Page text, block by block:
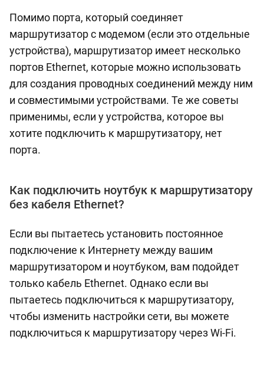
Помимо порта, который соединяет
маршрутизатор с модемом (если это отдельные
устройства), маршрутизатор имеет несколько
портов Ethernet, которые можно использовать
для создания проводных соединений между ним
и совместимыми устройствами. Те же советы
применимы, если у устройства, которое вы
хотите подключить к маршрутизатору, нет
порта.
Как подключить ноутбук к маршрутизатору
без кабеля Ethernet?
Если вы пытаетесь установить постоянное
подключение к Интернету между вашим
маршрутизатором и ноутбуком, вам подойдет
только кабель Ethernet. Однако если вы
пытаетесь подключиться к маршрутизатору,
чтобы изменить настройки сети, вы можете
подключиться к маршрутизатору через Wi-Fi.